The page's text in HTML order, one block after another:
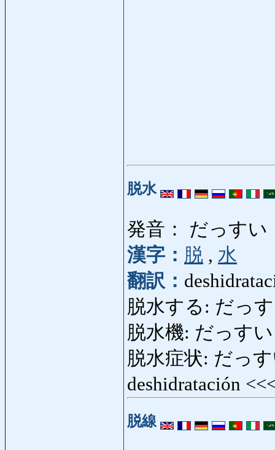
脱水
発音： だっすい
漢字： 脱 , 水
翻訳：
脱水する: だっ
脱水機: だっす
脱水症状: だっ
deshidratación
脱線